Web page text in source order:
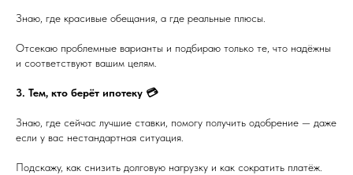
Знаю, где красивые обещания, а где реальные плюсы.
Отсекаю проблемные варианты и подбираю только те, что надёжны
и соответствуют вашим целям.
3. Тем, кто берёт ипотеку 💳
Знаю, где сейчас лучшие ставки, помогу получить одобрение — даже
если у вас нестандартная ситуация.
Подскажу, как снизить долговую нагрузку и как сократить платёж.